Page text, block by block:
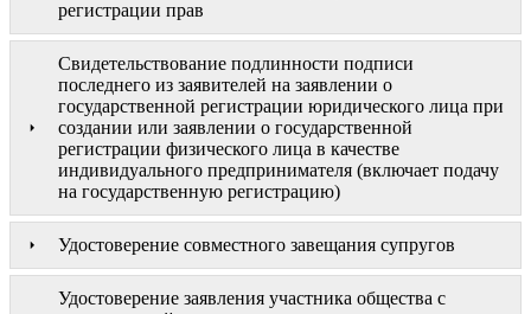
регистрации прав
Свидетельствование подлинности подписи
последнего из заявителей на заявлении о
государственной регистрации юридического лица при
создании или заявлении о государственной
регистрации физического лица в качестве
индивидуального предпринимателя (включает подачу
на государственную регистрацию)
Удостоверение совместного завещания супругов
Удостоверение заявления участника общества с